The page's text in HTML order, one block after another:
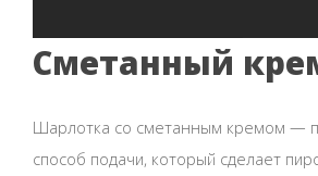
Сметанный
Шарлотка со сметанным кремом —
способ подачи, который сделает